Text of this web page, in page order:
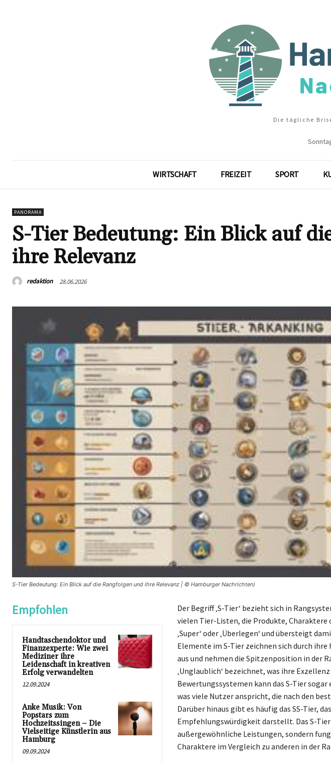
Die tägliche
WIRTSCHAFT FREIZEIT SPORT
PANORAMA
S-Tier Bedeutung: Ein Blick auf
ihre Relevanz
redaktion 28.06.2026
S-Tier Bedeutung: Ein Blick auf die Rangfolgen und ihre Relevanz | © Hamburger Nachrichten)
Empfohlen
Handtaschendoktor und
Finanzexperte: Wie zwei
Mediziner ihre
Leidenschaft in kreativen
Erfolg verwandelten
12.09.2024
Anke Musik: Von
Popstars zum
Hochzeitssingen – Die
Vielseitige Künstlerin aus
Hamburg
09.09.2024
Der Begriff ‚S-Tier‘ bezieht sich in
vielen Tier-Listen, die Produkte,
‚Super‘ oder ‚Überlegen‘ und übersteigt
Elemente im S-Tier zeichnen sich durch
aus und nehmen die Spitzenposition in der
‚Unglaublich‘ bezeichnet, was ihre
Bewertungssystemen kann das S-Tier
was viele Nutzer anspricht, die nach den
Darüber hinaus gibt es häufig das SS-Tier,
Empfehlungswürdigkeit darstellt. Das S-
außergewöhnliche Leistungen, sondern
Charaktere im Vergleich zu anderen in der